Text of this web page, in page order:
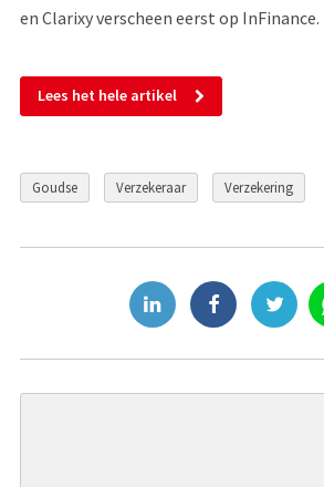
en Clarixy verscheen eerst op InFinance.
Lees het hele artikel
Goudse Verzekeraar Verzekering